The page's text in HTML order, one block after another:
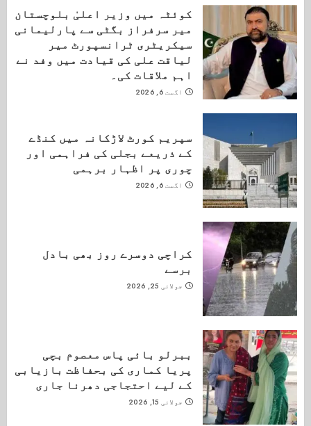
کوئٹہ میں وزیر اعلیٰ بلوچستان
میر سرفراز بگٹی سے پارلیمانی
سیکریٹری ٹرانسپورٹ میر
لیاقت علی کی قیادت میں وفد نے
اہم ملاقات کی۔
اگست 6, 2026
سپریم کورٹ لاڑکانہ میں کنڈے
کے ذریعے بجلی کی فراہمی اور
چوری پر اظہار برہمی
اگست 6, 2026
کراچی دوسرے روز بھی بادل
برسے
جولائی 25, 2026
ببرلو بائی پاس معصوم بچی
پریا کماری کی بحفاظت بازیابی
کے لیے احتجاجی دھرنا جاری
جولائی 15, 2026